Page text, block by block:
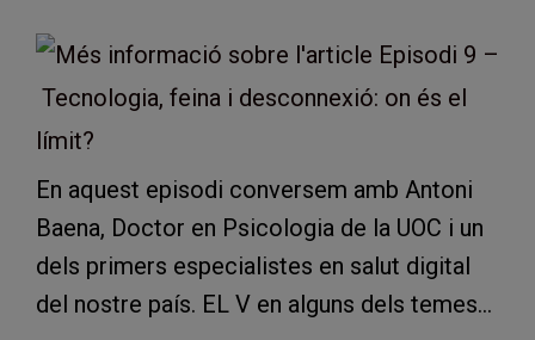
l'entrada:
En aquest episodi conversem amb Antoni
Baena, Doctor en Psicologia de la UOC i un
dels primers especialistes en salut digital
del nostre país. EL V en alguns dels temes…